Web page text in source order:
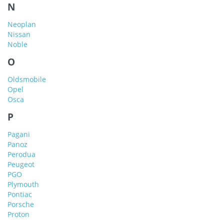
N
Neoplan
Nissan
Noble
O
Oldsmobile
Opel
Osca
P
Pagani
Panoz
Perodua
Peugeot
PGO
Plymouth
Pontiac
Porsche
Proton